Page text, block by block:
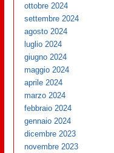
ottobre 2024
settembre 2024
agosto 2024
luglio 2024
giugno 2024
maggio 2024
aprile 2024
marzo 2024
febbraio 2024
gennaio 2024
dicembre 2023
novembre 2023